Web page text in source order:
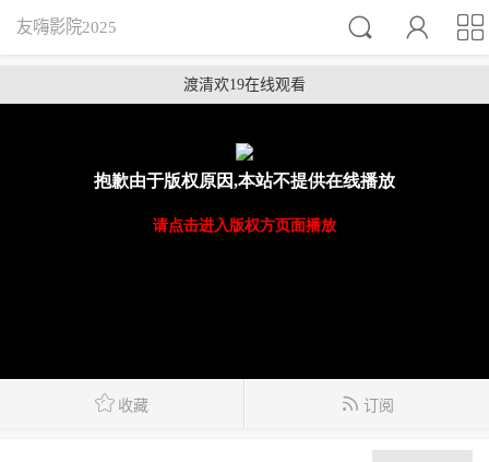



友嗨影院2025
渡清欢19在线观看
 收藏  订阅